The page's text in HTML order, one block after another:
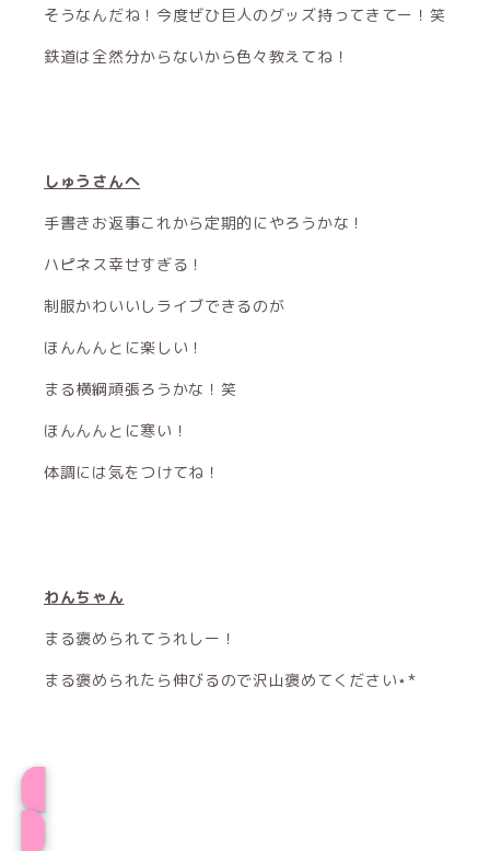
そうなんだね！今度ぜひ巨人のグッズ持ってきてー！笑
鉄道は全然分からないから色々教えてね！
しゅうさんへ
手書きお返事これから定期的にやろうかな！
ハピネス幸せすぎる！
制服かわいいしライブできるのが
ほんんんとに楽しい！
まる横綱頑張ろうかな！笑
ほんんんとに寒い！
体調には気をつけてね！
わんちゃん
まる褒められてうれしー！
まる褒められたら伸びるので沢山褒めてください⋆*